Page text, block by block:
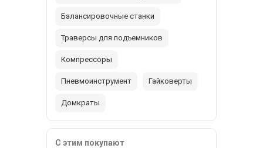
Балансировочные станки
Траверсы для подъемников
Компрессоры
Пневмоинструмент Гайковерты
Домкраты
С этим покупают